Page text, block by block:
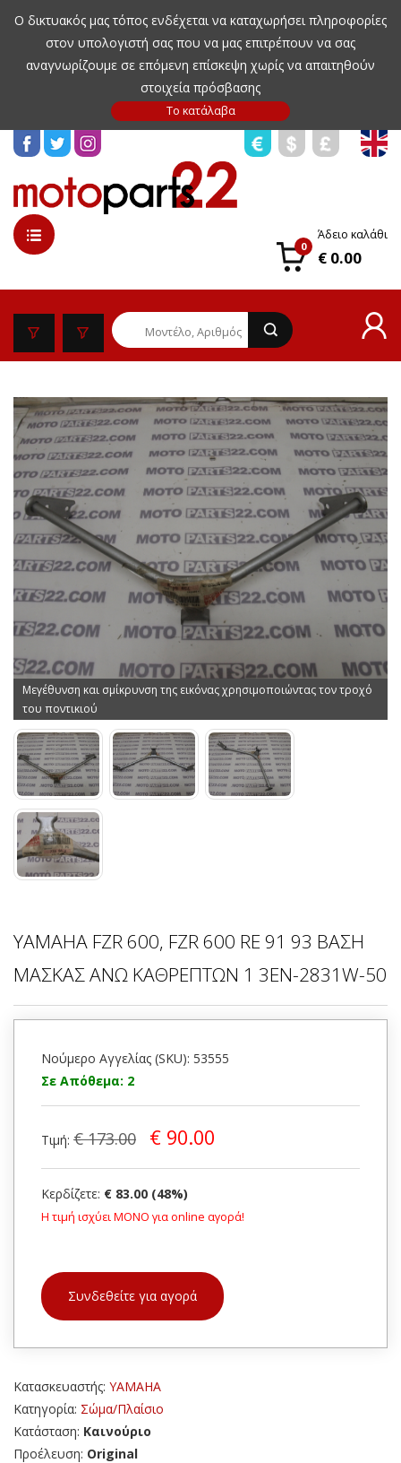
Ο δικτυακός μας τόπος ενδέχεται να καταχωρήσει πληροφορίες
στον υπολογιστή σας που να μας επιτρέπουν να σας
αναγνωρίζουμε σε επόμενη επίσκεψη χωρίς να απαιτηθούν
στοιχεία πρόσβασης
0
Άδειο καλάθι
€ 0.00
Μεγέθυνση και σμίκρυνση της εικόνας χρησιμοποιώντας τον τροχό
του ποντικιού
YAMAHA FZR 600, FZR 600 RE 91 93 ΒΑΣΗ
ΜΑΣΚΑΣ ΑΝΩ ΚΑΘΡΕΠΤΩΝ 1 3EN-2831W-50
Νούμερο Αγγελίας (SKU): 53555
Σε Απόθεμα: 2
Τιμή: € 173.00 € 90.00
Κερδίζετε: € 83.00 (48%)
Η τιμή ισχύει ΜΟΝΟ για online αγορά!
Συνδεθείτε για αγορά
Κατασκευαστής: YAMAHA
Κατηγορία: Σώμα/Πλαίσιο
Κατάσταση: Καινούριο
Προέλευση: Original